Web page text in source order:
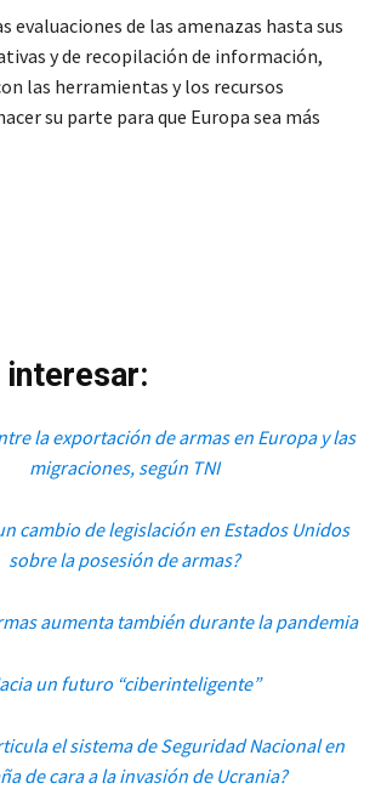
evaluaciones de las amenazas hasta sus
y de recopilación de información,
las herramientas y los recursos
su parte para que Europa sea más
interesar:
la exportación de armas en Europa y las
migraciones, según TNI
cambio de legislación en Estados Unidos
sobre la posesión de armas?
aumenta también durante la pandemia
un futuro “ciberinteligente”
el sistema de Seguridad Nacional en
de cara a la invasión de Ucrania?